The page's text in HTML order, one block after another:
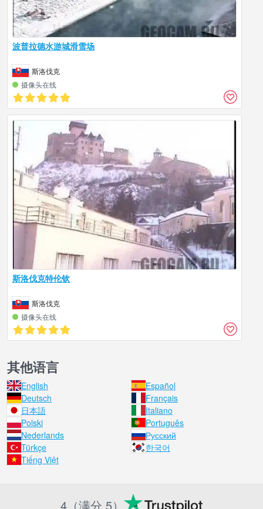
波普拉德水游城滑雪场
斯洛伐克
摄像头在线
斯洛伐克特伦钦
斯洛伐克
摄像头在线
其他语言
English
Español
Deutsch
Français
日本語
Italiano
Polski
Português
Nederlands
Русский
Türkçe
한국어
Tiếng Việt
4（满分 5）